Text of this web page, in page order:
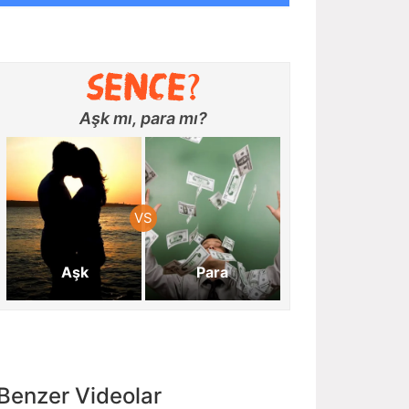
Aşk mı, para mı?
Aşk Para
Videolar